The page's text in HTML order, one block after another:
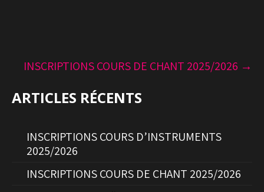
Post
navigation
INSCRIPTIONS COURS DE CHANT 2025/2026 →
ARTICLES RÉCENTS
INSCRIPTIONS COURS D’INSTRUMENTS
2025/2026
INSCRIPTIONS COURS DE CHANT 2025/2026